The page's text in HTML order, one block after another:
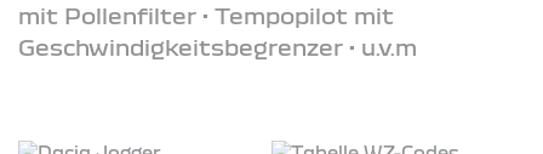
mit Pollenfilter • Tempopilot mit
Geschwindigkeitsbegrenzer • u.v.m